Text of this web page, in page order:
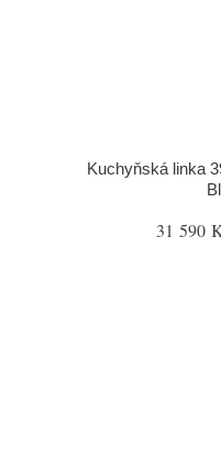
Kuchyňská linka
31 590